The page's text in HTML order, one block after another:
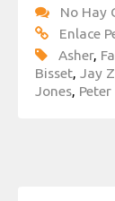
No Hay
Enlace
Asher,
Bisset, Jay
Jones, Peter